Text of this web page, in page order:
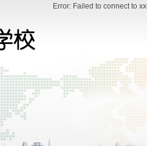
Error: Failed to connect to